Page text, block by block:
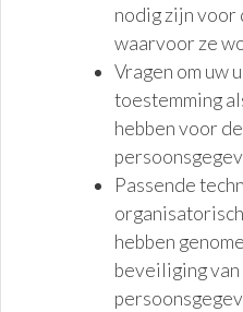
nodig zijn
waarvoor ze
Vragen om uw
toestemming
hebben voor
Passende
hebben
beveiliging van